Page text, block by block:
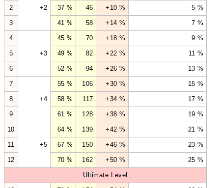
+2
2 37 % 46 +10 % 5 %
3 41 % 58 +14 % 7 %
4
+3
45 % 70 +18 % 9 %
5 49 % 82 +22 % 11 %
6 52 % 94 +26 % 13 %
7
+4
55 % 106 +30 % 15 %
8 58 % 117 +34 % 17 %
9 61 % 128 +38 % 19 %
10
+5
64 % 139 +42 % 21 %
11 67 % 150 +46 % 23 %
12 70 % 162 +50 % 25 %
Ultimate Level